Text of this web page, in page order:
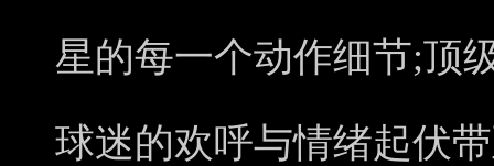
星的每一个动作细节;顶
球迷的欢呼与情绪起伏